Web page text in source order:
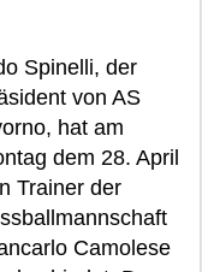
Spinelli, der
von AS
hat am
dem 28. April
Trainer der
Camolese